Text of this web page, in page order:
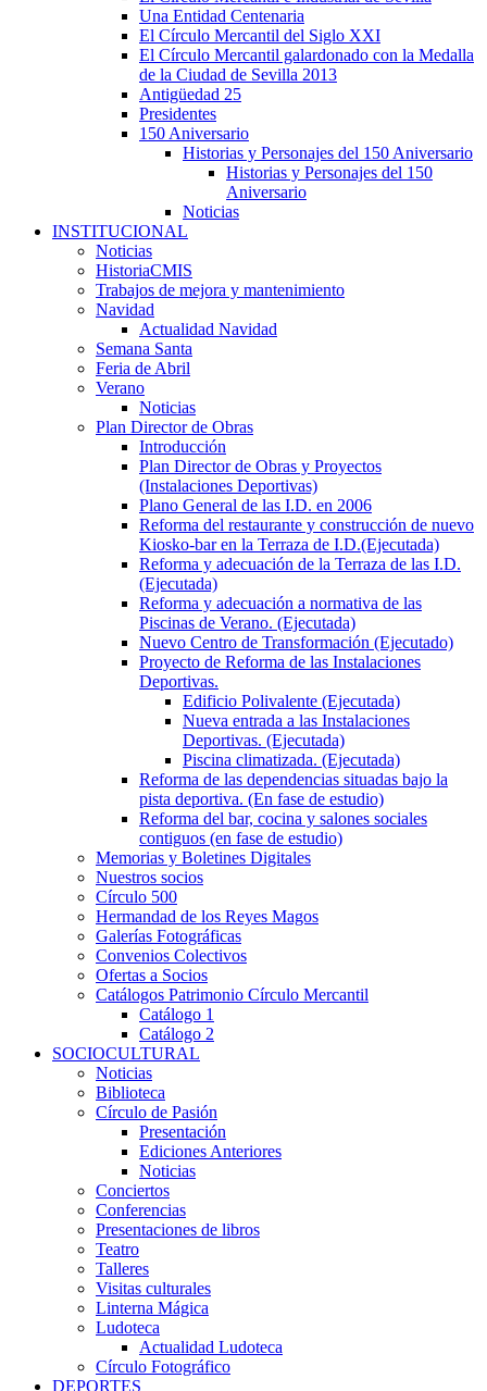
Una Entidad Centenaria
El Círculo Mercantil del Siglo XXI
El Círculo Mercantil galardonado con la Medalla
de la Ciudad de Sevilla 2013
Antigüedad 25
Presidentes
150 Aniversario
Historias y Personajes del 150 Aniversario
Historias y Personajes del 150
Aniversario
Noticias
INSTITUCIONAL
Noticias
HistoriaCMIS
Trabajos de mejora y mantenimiento
Navidad
Actualidad Navidad
Semana Santa
Feria de Abril
Verano
Noticias
Plan Director de Obras
Introducción
Plan Director de Obras y Proyectos
(Instalaciones Deportivas)
Plano General de las I.D. en 2006
Reforma del restaurante y construcción de nuevo
Kiosko-bar en la Terraza de I.D.(Ejecutada)
Reforma y adecuación de la Terraza de las I.D.
(Ejecutada)
Reforma y adecuación a normativa de las
Piscinas de Verano. (Ejecutada)
Nuevo Centro de Transformación (Ejecutado)
Proyecto de Reforma de las Instalaciones
Deportivas.
Edificio Polivalente (Ejecutada)
Nueva entrada a las Instalaciones
Deportivas. (Ejecutada)
Piscina climatizada. (Ejecutada)
Reforma de las dependencias situadas bajo la
pista deportiva. (En fase de estudio)
Reforma del bar, cocina y salones sociales
contiguos (en fase de estudio)
Memorias y Boletines Digitales
Nuestros socios
Círculo 500
Hermandad de los Reyes Magos
Galerías Fotográficas
Convenios Colectivos
Ofertas a Socios
Catálogos Patrimonio Círculo Mercantil
Catálogo 1
Catálogo 2
SOCIOCULTURAL
Noticias
Biblioteca
Círculo de Pasión
Presentación
Ediciones Anteriores
Noticias
Conciertos
Conferencias
Presentaciones de libros
Teatro
Talleres
Visitas culturales
Linterna Mágica
Ludoteca
Actualidad Ludoteca
Círculo Fotográfico
DEPORTES